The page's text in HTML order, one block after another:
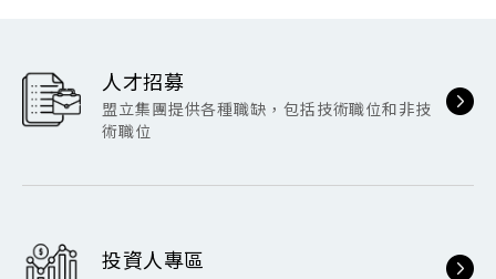
人才招募
盟立集團提供各種職缺，包括技術職位和非技
術職位
投資人專區